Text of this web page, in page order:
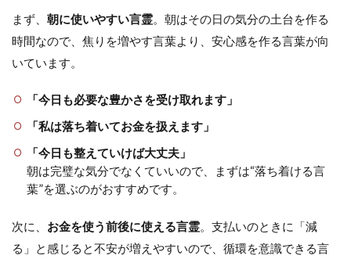
まず、 朝に使いやすい言霊。朝はその日の気分の土台を作る
時間なので、焦りを増やす言葉より、安心感を作る言葉が向
いています。
「今日も必要な豊かさを受け取れます」
「私は落ち着いてお金を扱えます」
「今日も整えていけば大丈夫」
朝は完璧な気分でなくていいので、まずは“落ち着ける言
葉”を選ぶのがおすすめです。
次に、 お金を使う前後に使える言霊。支払いのときに「減
る」と感じると不安が増えやすいので、循環を意識できる言